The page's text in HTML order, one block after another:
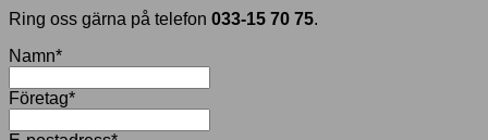
Ring oss gärna på telefon 033-15 70 75.
Namn*
Företag*